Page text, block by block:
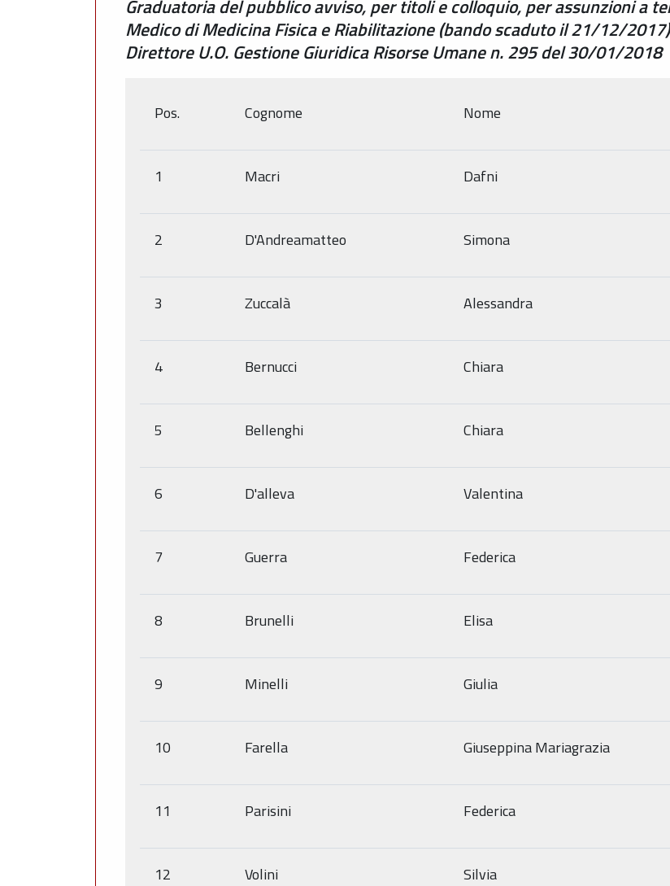
Graduatoria del pubblico avviso, per titoli e colloquio, per assunzioni a
Medico di Medicina Fisica e Riabilitazione (bando scaduto il 21/12/
Direttore U.O. Gestione Giuridica Risorse Umane n. 295 del 30/01/2018
Pos. Cognome Nome
1 Macri Dafni
2 D'Andreamatteo Simona
3 Zuccalà Alessandra
4 Bernucci Chiara
5 Bellenghi Chiara
6 D'alleva Valentina
7 Guerra Federica
8 Brunelli Elisa
9 Minelli Giulia
10 Farella Giuseppina Mariagrazia
11 Parisini Federica
12 Volini Silvia